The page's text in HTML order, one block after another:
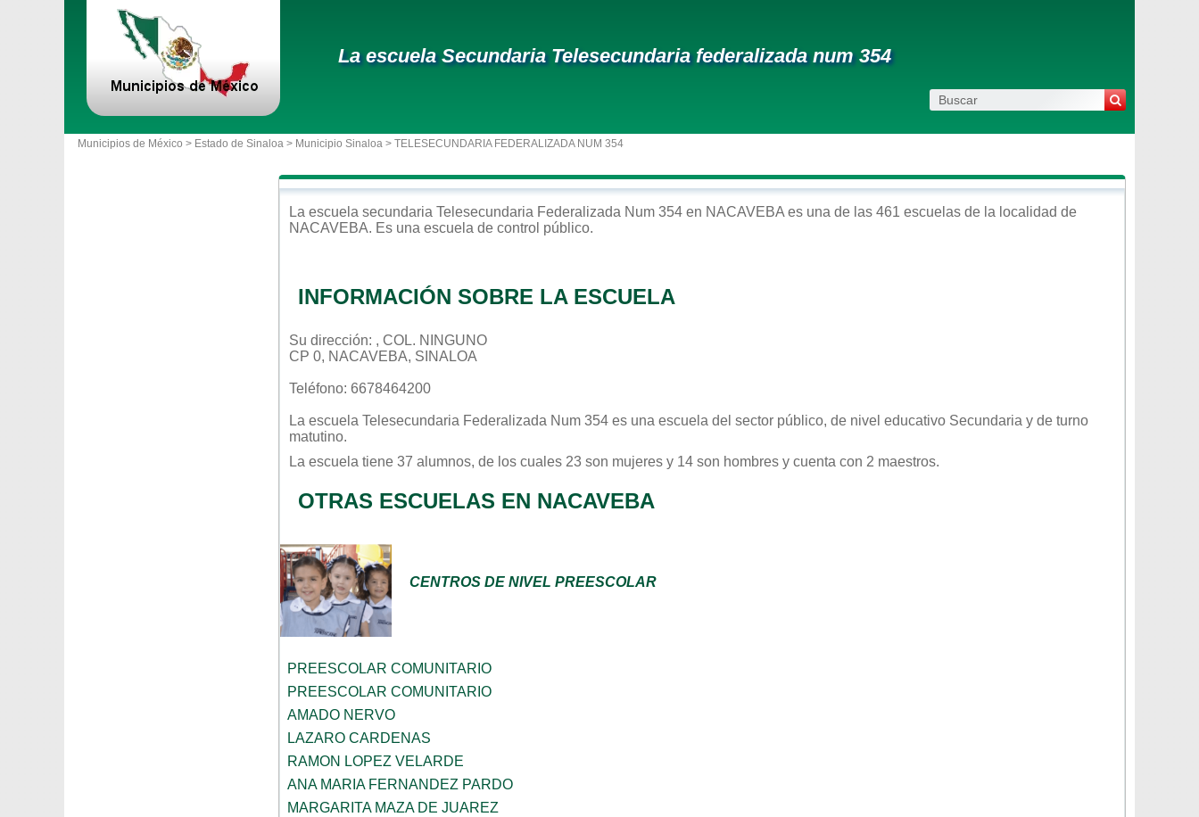
La escuela Secundaria Telesecundaria federalizada num 354
Municipios de México > Estado de Sinaloa > Municipio Sinaloa > TELESECUNDARIA FEDERALIZADA NUM 354
La escuela secundaria Telesecundaria Federalizada Num 354 en NACAVEBA es una de las 461 escuelas de la localidad de
NACAVEBA. Es una escuela de control público.
INFORMACIÓN SOBRE LA ESCUELA
Su dirección: , COL. NINGUNO
CP 0, NACAVEBA, SINALOA
Teléfono: 6678464200
La escuela Telesecundaria Federalizada Num 354 es una escuela del sector público, de nivel educativo Secundaria y de turno
matutino.
La escuela tiene 37 alumnos, de los cuales 23 son mujeres y 14 son hombres y cuenta con 2 maestros.
OTRAS ESCUELAS EN NACAVEBA
CENTROS DE NIVEL PREESCOLAR
PREESCOLAR COMUNITARIO
PREESCOLAR COMUNITARIO
AMADO NERVO
LAZARO CARDENAS
RAMON LOPEZ VELARDE
ANA MARIA FERNANDEZ PARDO
MARGARITA MAZA DE JUAREZ